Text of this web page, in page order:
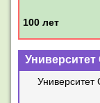
Университет
Университет